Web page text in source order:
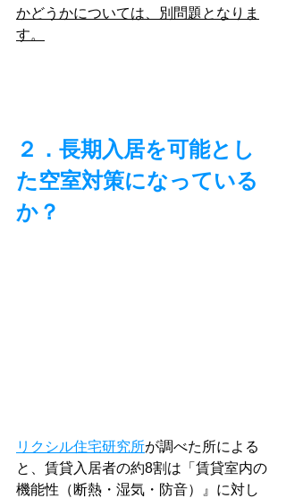
かどうかについては、別問題となりま
す。
２．長期入居を可能とし
た空室対策になっている
か？
リクシル住宅研究所が調べた所による
と、賃貸入居者の約8割は「賃貸室内の
機能性（断熱・湿気・防音）』に対し